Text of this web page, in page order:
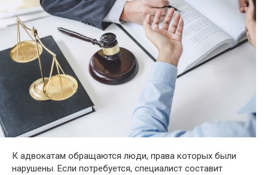
К адвокатам обращаются люди, права которых были
нарушены. Если потребуется, специалист составит